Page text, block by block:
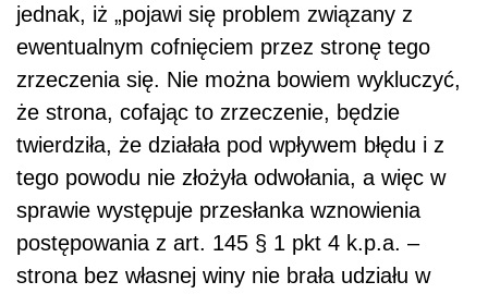
jednak, iż „pojawi się problem związany z
ewentualnym cofnięciem przez stronę tego
zrzeczenia się. Nie można bowiem wykluczyć,
że strona, cofając to zrzeczenie, będzie
twierdziła, że działała pod wpływem błędu i z
tego powodu nie złożyła odwołania, a więc w
sprawie występuje przesłanka wznowienia
postępowania z art. 145 § 1 pkt 4 k.p.a. –
strona bez własnej winy nie brała udziału w